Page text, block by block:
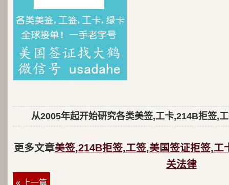
从2005年起开始研究各类美签,工卡,214B拒签,
更多文章美签,214B拒签,工签,美国签证拒签,工
关法律
« 上一篇